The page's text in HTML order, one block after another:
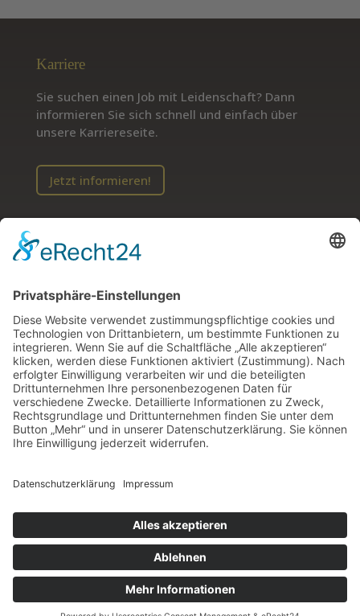
Karriere
Sie suchen einen Job mit Leidenschaft? Dann
informieren Sie sich schnell und einfach über
unsere Karriereseite.
Jetzt informieren!
Kontakt
Kontaktieren Sie uns!
Folgen Sie uns!
Folgen
ZU UNSEREM FILIALFINDER